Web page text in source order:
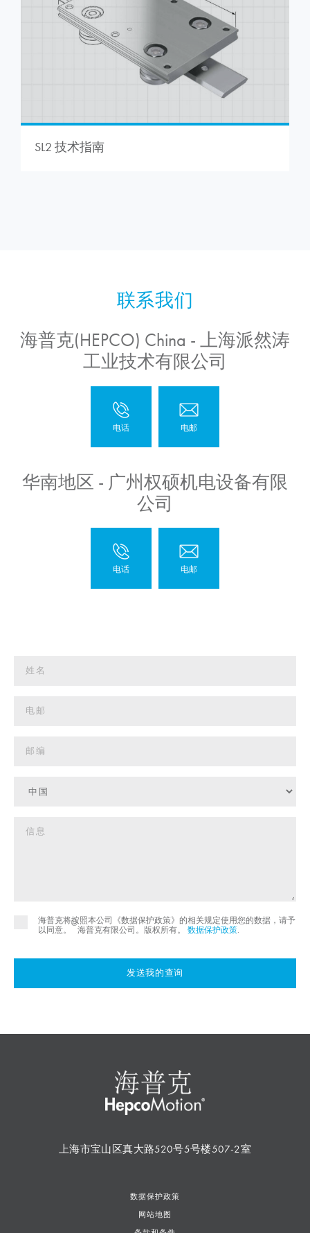
SL2 技术指南
海普克(HEPCO) China - 上海派然涛
工业技术有限公司
华南地区 - 广州权硕机电设备有限
公司
海普克将按照本公司《数据保护政策》的相关规定使用您的数据，请予
以同意。
©
海普克有限公司。版权所有。 数据保护政策.
发送我的查询
上海市宝山区真大路520号5号楼507-2室
数据保护政策
网站地图